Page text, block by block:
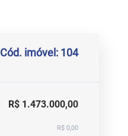
Cód. imóvel: 104
R$ 1.473.000,00
R$ 0,00